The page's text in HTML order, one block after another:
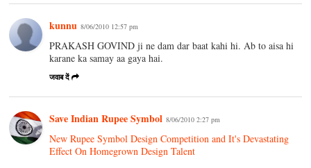
kunnu 8/06/2010 12:57 pm
PRAKASH GOVIND ji ne dam dar baat kahi hi. Ab to aisa hi
karane ka samay aa gaya hai.
जवाब दें
Save Indian Rupee Symbol 8/06/2010 2:27 pm
New Rupee Symbol Design Competition and It's Devastating
Effect On Homegrown Design Talent